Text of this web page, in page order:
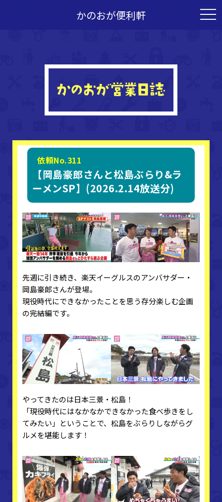
かのおが便利軒
依頼No.311
【岡島豪郎さんと松島ぶらり&ラ
ーメンSP】(2026.2.14放送分)
先週に引き続き、楽天イーグルスのアンバサダー・
岡島豪郎さんが登場。
現役時代にできなかったことを思う存分楽しむ企画
の完結編です。
やってきたのは日本三景・松島！
「現役時代にはなかなかできなかった食べ歩きをし
てみたい」ということで、松島をぶらりしながらグ
ルメを堪能します！